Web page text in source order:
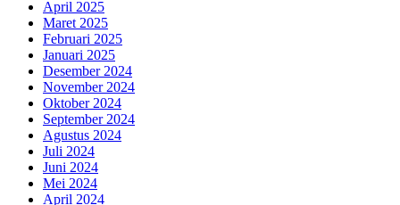
April 2025
Maret 2025
Februari 2025
Januari 2025
Desember 2024
November 2024
Oktober 2024
September 2024
Agustus 2024
Juli 2024
Juni 2024
Mei 2024
April 2024